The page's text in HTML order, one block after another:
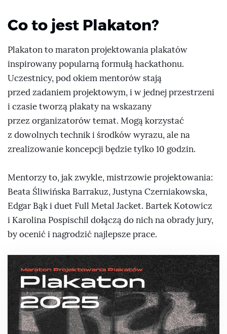
Co to jest Plakaton?
Plakaton to maraton projektowania plakatów
inspirowany popularną formułą hackathonu.
Uczestnicy, pod okiem mentorów stają
przed zadaniem projektowym, i w jednej przestrzeni
i czasie tworzą plakaty na wskazany
przez organizatorów temat. Mogą korzystać
z dowolnych technik i środków wyrazu, ale na
zrealizowanie koncepcji będzie tylko 10 godzin.
Mentorzy to, jak zwykle, mistrzowie projektowania:
Beata Śliwińska Barrakuz, Justyna Czerniakowska,
Edgar Bąk i duet Full Metal Jacket. Bartek Kotowicz
i Karolina Pospischil dołączą do nich na obrady jury,
by ocenić i nagrodzić najlepsze prace.